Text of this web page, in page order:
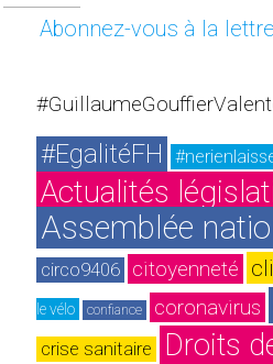
Abonnez-vous à la
#EgalitéFH
Actualités
Assemblée
circo9406
citoyenneté
le vélo confiance coronavirus
crise sanitaire Droits